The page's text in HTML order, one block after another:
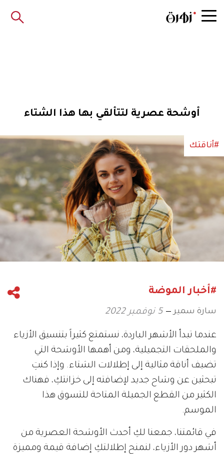
أوشحة عصرية لتتألقي بها هذا الشتاء
#أناقتك
#أخبار الموضة
سارة سمير 5 نوفمبر 2022
عندما تبدأ الأشهر الباردة، نستمتع كثيراً بتنسيق الأزياء
والملحقات التجميلية، ومن أهمها الأوشحة التي
تضيف أناقة مثالية إلى إطلالات الشتاء. وإذا كنتِ
تبحثين عن وشاح جديد لإضافته إلى خزانتكِ، فهناك
الكثير من القطع الجميلة المتاحة للتسوق هذا
الموسم.
في قائمتنا، جمعنا لكِ أحدث الأوشحة العصرية من
أشهر دور الأزياء، لنمنح إطلالتكِ إضافة قيمة ومميزة